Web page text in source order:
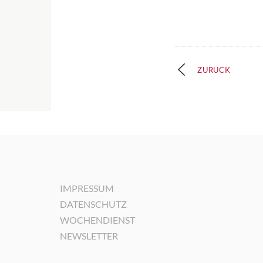
ZURÜCK
IMPRESSUM
DATENSCHUTZ
WOCHENDIENST
NEWSLETTER